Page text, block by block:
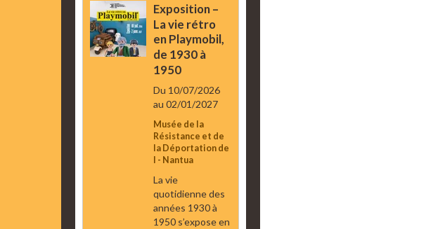
Exposition –
La vie rétro
en Playmobil,
de 1930 à
1950
Du 10/07/2026
au 02/01/2027
Musée de la
Résistance et de
la Déportation de
l - Nantua
La vie
quotidienne des
années 1930 à
1950 s’expose en